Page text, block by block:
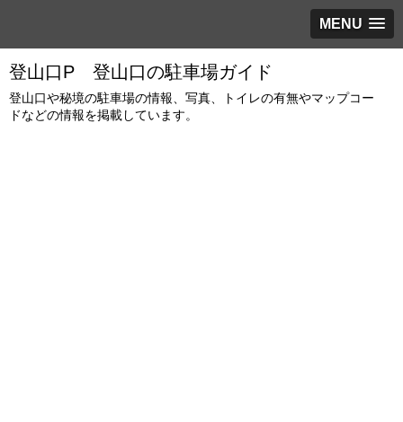
MENU
登山口P 登山口の駐車場ガイド
登山口や秘境の駐車場の情報、写真、トイレの有無やマップコー
ドなどの情報を掲載しています。